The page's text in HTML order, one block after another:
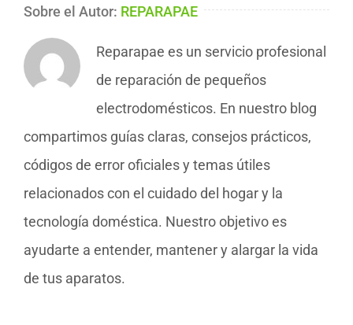
Sobre el Autor: REPARAPAE
Reparapae es un servicio profesional
de reparación de pequeños
electrodomésticos. En nuestro blog
compartimos guías claras, consejos prácticos,
códigos de error oficiales y temas útiles
relacionados con el cuidado del hogar y la
tecnología doméstica. Nuestro objetivo es
ayudarte a entender, mantener y alargar la vida
de tus aparatos.